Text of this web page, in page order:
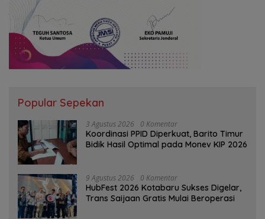
Popular Sepekan
3 Agustus 2026 0 Komentar
Koordinasi PPID Diperkuat, Barito Timur
Bidik Hasil Optimal pada Monev KIP 2026
9 Agustus 2026 0 Komentar
HubFest 2026 Kotabaru Sukses Digelar,
Trans Saijaan Gratis Mulai Beroperasi